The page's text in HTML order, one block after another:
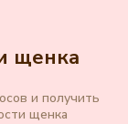
щенка
и получить
щенка